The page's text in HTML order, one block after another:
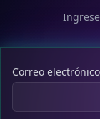
Correo electrónico